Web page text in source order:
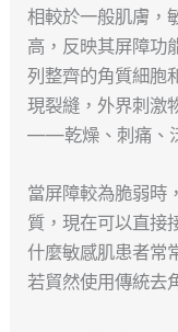
相較於一般肌膚，
高，反映其屏障功
列整齊的角質細胞
現裂縫，外界刺激
——乾燥、刺痛、
當屏障較為脆弱時
質，現在可以直接
什麼敏感肌患者常
若貿然使用傳統去